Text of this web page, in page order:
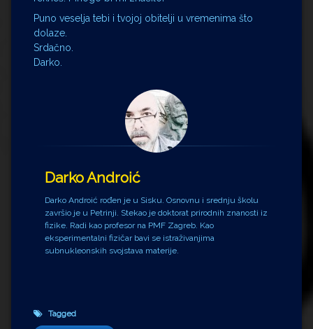
Puno veselja tebi i tvojoj obitelji u vremenima što
dolaze.
Srdačno.
Darko.
Darko Androić
Darko Androić rođen je u Sisku. Osnovnu i srednju školu
završio je u Petrinji. Stekao je doktorat prirodnih znanosti iz
fizike. Radi kao profesor na PMF Zagreb. Kao
eksperimentalni fizičar bavi se istraživanjima
subnukleonskih svojstava materije.
Tagged